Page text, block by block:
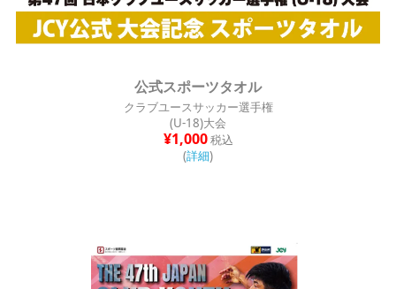
公式スポーツタオル
クラブユースサッカー選手権
(U-18)大会
¥1,000税込
(詳細)